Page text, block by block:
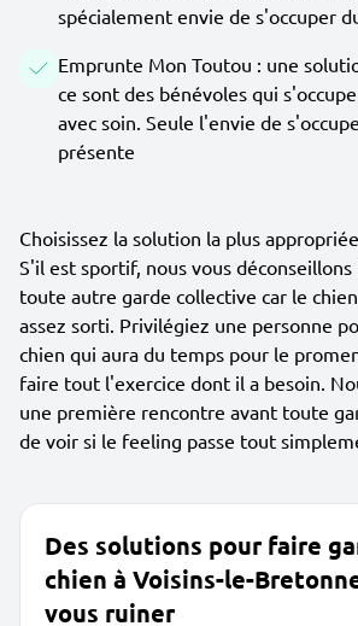
spécialement envie de s'occuper
Emprunte Mon Toutou : une
ce sont des bénévoles qui
avec soin. Seule l'envie de
présente
Choisissez la solution la plus
S'il est sportif, nous vous déconseillons
toute autre garde collective car le
assez sorti. Privilégiez une personne
chien qui aura du temps pour le
faire tout l'exercice dont il a besoin.
une première rencontre avant toute
de voir si le feeling passe tout
Des solutions pour faire
chien à Voisins-le-
vous ruiner